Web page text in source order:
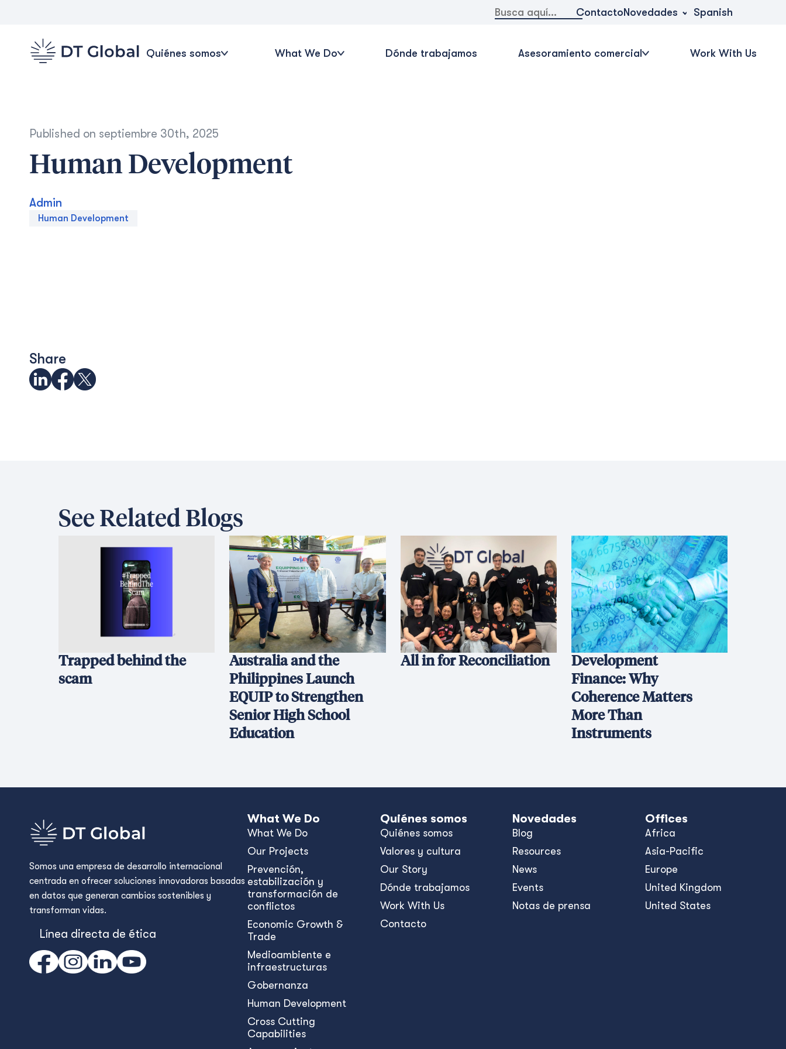
Buscar: ContactoNovedades Spanish
Quiénes somos What We Do Dónde trabajamos Asesoramiento comercial Work With Us
Published on septiembre 30th, 2025
Human Development
Admin
Human Development
Share
See Related Blogs
Trapped behind the
scam
Australia and the
Philippines Launch
EQUIP to Strengthen
Senior High School
Education
All in for Reconciliation
Development
Finance: Why
Coherence Matters
More Than
Instruments
Somos una empresa de desarrollo internacional
centrada en ofrecer soluciones innovadoras basadas
en datos que generan cambios sostenibles y
transforman vidas.
Línea directa de ética
What We Do
What We Do
Our Projects
Prevención,
estabilización y
transformación de
conflictos
Economic Growth &
Trade
Medioambiente e
infraestructuras
Gobernanza
Human Development
Cross Cutting
Capabilities
Quiénes somos
Quiénes somos
Valores y cultura
Our Story
Dónde trabajamos
Work With Us
Contacto
Novedades
Blog
Resources
News
Events
Notas de prensa
Offices
Africa
Asia-Pacific
Europe
United Kingdom
United States